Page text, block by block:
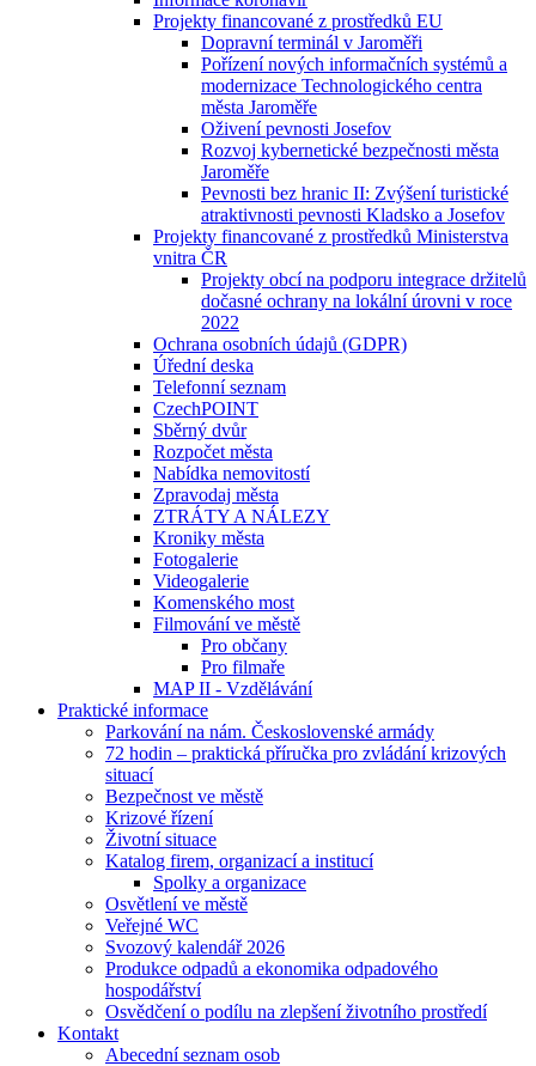
Projekty financované z prostředků EU
Dopravní terminál v Jaroměři
Pořízení nových informačních systémů a
modernizace Technologického centra
města Jaroměře
Oživení pevnosti Josefov
Rozvoj kybernetické bezpečnosti města
Jaroměře
Pevnosti bez hranic II: Zvýšení turistické
atraktivnosti pevnosti Kladsko a Josefov
Projekty financované z prostředků Ministerstva
vnitra ČR
Projekty obcí na podporu integrace držitelů
dočasné ochrany na lokální úrovni v roce
2022
Ochrana osobních údajů (GDPR)
Úřední deska
Telefonní seznam
CzechPOINT
Sběrný dvůr
Rozpočet města
Nabídka nemovitostí
Zpravodaj města
ZTRÁTY A NÁLEZY
Kroniky města
Fotogalerie
Videogalerie
Komenského most
Filmování ve městě
Pro občany
Pro filmaře
MAP II - Vzdělávání
Praktické informace
Parkování na nám. Československé armády
72 hodin – praktická příručka pro zvládání krizových
situací
Bezpečnost ve městě
Krizové řízení
Životní situace
Katalog firem, organizací a institucí
Spolky a organizace
Osvětlení ve městě
Veřejné WC
Svozový kalendář 2026
Produkce odpadů a ekonomika odpadového
hospodářství
Osvědčení o podílu na zlepšení životního prostředí
Kontakt
Abecední seznam osob